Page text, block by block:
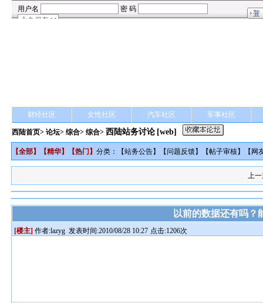
财经社区 女性社区 汽车社区 军事社区
西陆首页>论坛>综合> 综合> 西陆站务讨论 [web]
【全部】【精华】【热门 】分类：【站务公告】【问题反馈】【帖子审核】【 网
上
以前的数据还有吗？
[楼主] 作者:lazyg 发表时间:2010/08/28 10:27 点击:1206次